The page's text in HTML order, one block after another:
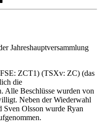
Jahreshauptversammlung
ZCT1) (TSXv: ZC) (das
die
Alle Beschlüsse wurden von
Neben der Wiederwahl
Olsson wurde Ryan